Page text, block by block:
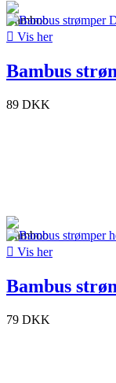
 Vis her
Bambus
89 DKK
 Vis her
Bambus
79 DKK